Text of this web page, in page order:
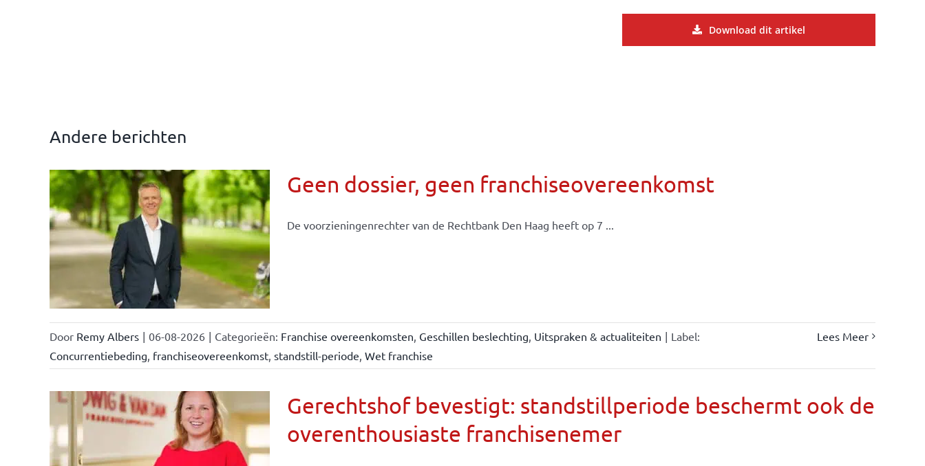
Download dit artikel
Andere berichten
Geen dossier, geen franchiseovereenkomst
De voorzieningenrechter van de Rechtbank Den Haag heeft op 7 ...
Door Remy Albers | 06-08-2026 | Categorieën: Franchise overeenkomsten Geschillen beslechting Uitspraken & actualiteiten | Label:
Concurrentiebeding franchiseovereenkomst, standstill-periode Wet franchise
Lees Meer
Gerechtshof bevestigt: standstillperiode beschermt ook de
overenthousiaste franchisenemer